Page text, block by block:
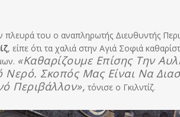
πλευρά του ο αναπληρωτής Διευθυντής
, είπε ότι τα χαλιά στην Αγιά Σοφιά
«Καθαρίζουμε Επίσης Την
Νερό. Σκοπός Μας Είναι Να
Περιβάλλον», τόνισε ο Γκιλντίζ.